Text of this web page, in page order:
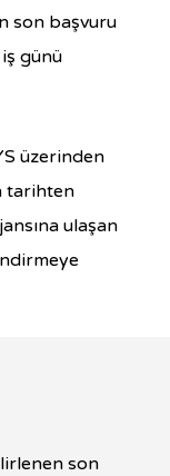
son başvuru
günü
üzerinden
tarihten
ulaşan
son